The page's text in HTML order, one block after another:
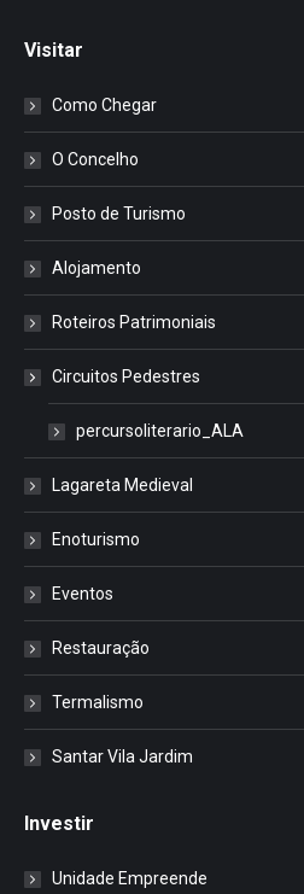
Visitar
Como Chegar
O Concelho
Posto de Turismo
Alojamento
Roteiros Patrimoniais
Circuitos Pedestres
percursoliterario_ALA
Lagareta Medieval
Enoturismo
Eventos
Restauração
Termalismo
Santar Vila Jardim
Investir
Unidade Empreende